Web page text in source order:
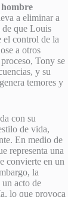
hombre
a eliminar a
que Louis
el control de la
a otros
Tony se
y su
temores y
con su
de vida,
En medio de
representa una
convierte en un
la
acto de
lo que provoca